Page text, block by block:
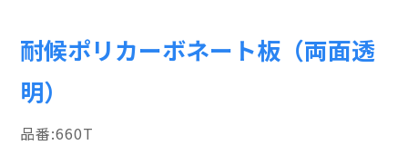
耐候ポリカーボネート板（両面透
明）
660T